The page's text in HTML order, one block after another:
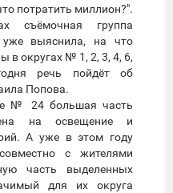
потратить миллион?".
съёмочная группа
уже выяснила, на что
в округах № 1, 2, 3, 4, 6,
речь пойдёт об
Попова.
№ 24 большая часть
на освещение и
А уже в этом году
с жителями
часть выделенных
для их округа